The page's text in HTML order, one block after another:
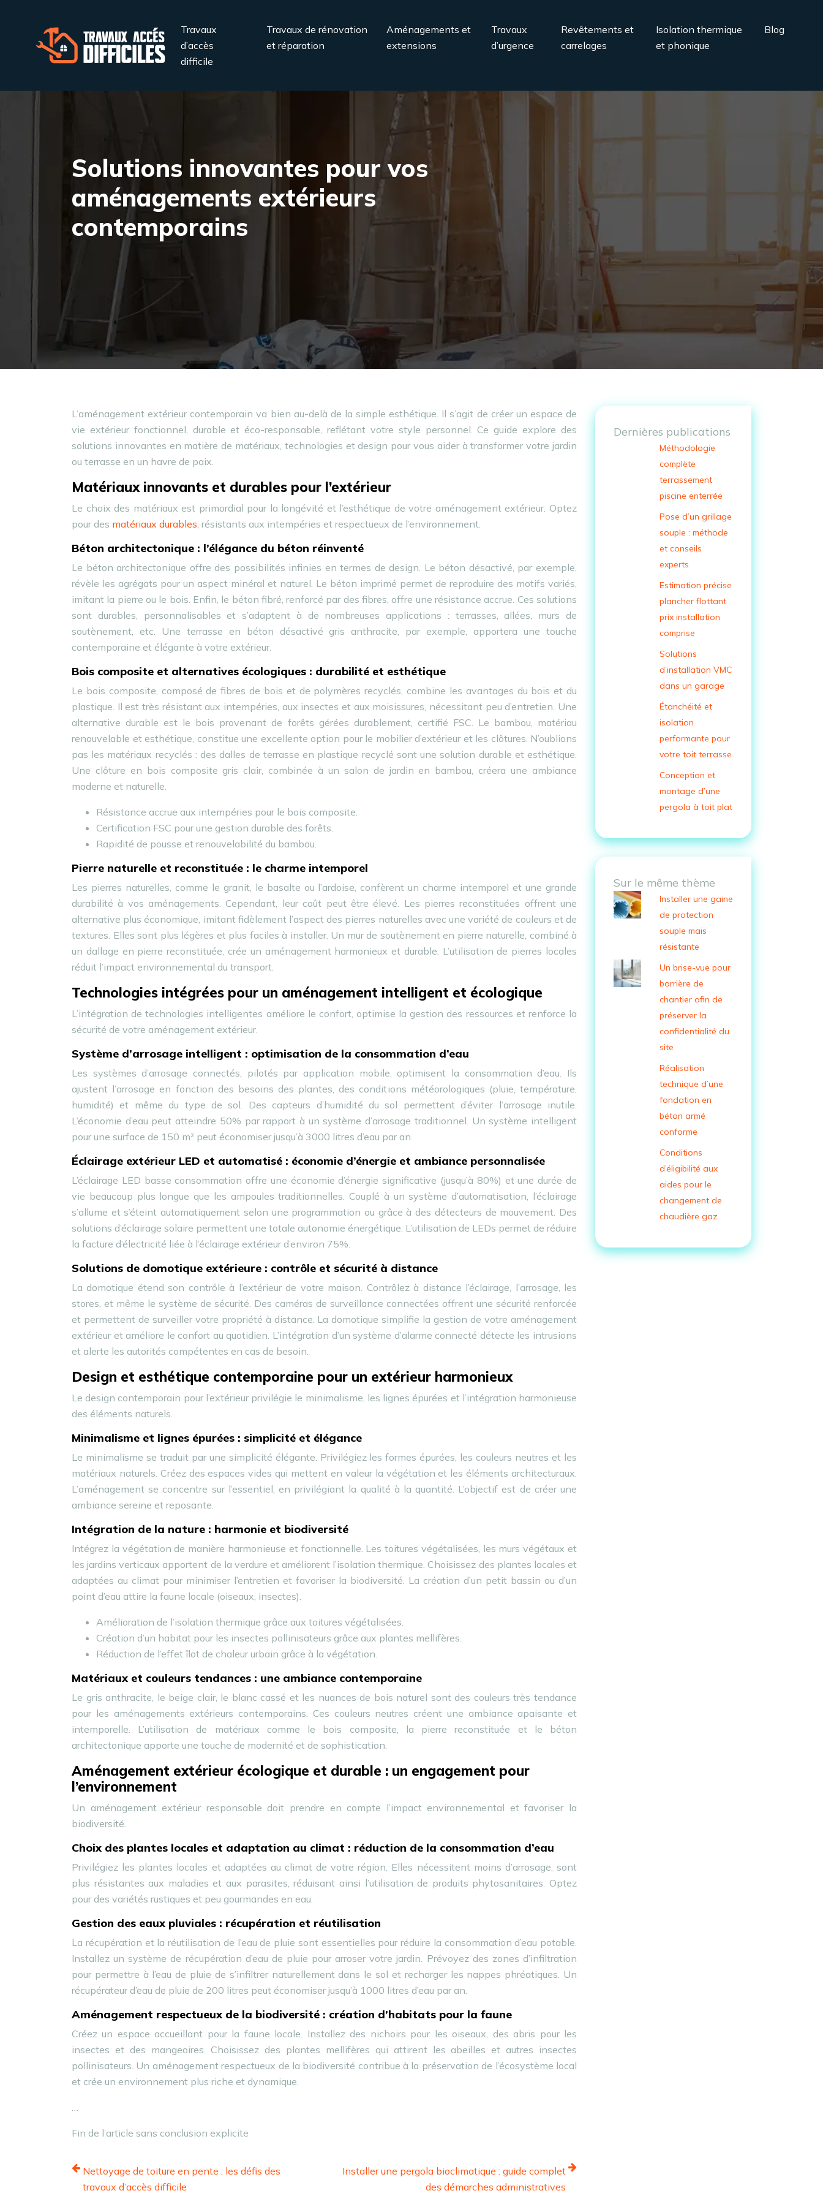
Travaux
d’accès
difficile
Travaux de rénovation
et réparation
Aménagements et
extensions
Travaux
d’urgence
Revêtements et
carrelages
Isolation thermique
et phonique
Blog
Solutions innovantes pour vos
aménagements extérieurs
contemporains
L’aménagement extérieur contemporain va bien au-delà de la simple esthétique. Il s’agit de créer un espace de
vie extérieur fonctionnel, durable et éco-responsable, reflétant votre style personnel. Ce guide explore des
solutions innovantes en matière de matériaux, technologies et design pour vous aider à transformer votre jardin
ou terrasse en un havre de paix.
Matériaux innovants et durables pour l’extérieur
Le choix des matériaux est primordial pour la longévité et l’esthétique de votre aménagement extérieur. Optez
pour des matériaux durables, résistants aux intempéries et respectueux de l’environnement.
Béton architectonique : l’élégance du béton réinventé
Le béton architectonique offre des possibilités infinies en termes de design. Le béton désactivé, par exemple,
révèle les agrégats pour un aspect minéral et naturel. Le béton imprimé permet de reproduire des motifs variés,
imitant la pierre ou le bois. Enfin, le béton fibré, renforcé par des fibres, offre une résistance accrue. Ces solutions
sont durables, personnalisables et s’adaptent à de nombreuses applications : terrasses, allées, murs de
soutènement, etc. Une terrasse en béton désactivé gris anthracite, par exemple, apportera une touche
contemporaine et élégante à votre extérieur.
Bois composite et alternatives écologiques : durabilité et esthétique
Le bois composite, composé de fibres de bois et de polymères recyclés, combine les avantages du bois et du
plastique. Il est très résistant aux intempéries, aux insectes et aux moisissures, nécessitant peu d’entretien. Une
alternative durable est le bois provenant de forêts gérées durablement, certifié FSC. Le bambou, matériau
renouvelable et esthétique, constitue une excellente option pour le mobilier d’extérieur et les clôtures. N’oublions
pas les matériaux recyclés : des dalles de terrasse en plastique recyclé sont une solution durable et esthétique.
Une clôture en bois composite gris clair, combinée à un salon de jardin en bambou, créera une ambiance
moderne et naturelle.
Résistance accrue aux intempéries pour le bois composite.
Certification FSC pour une gestion durable des forêts.
Rapidité de pousse et renouvelabilité du bambou.
Pierre naturelle et reconstituée : le charme intemporel
Les pierres naturelles, comme le granit, le basalte ou l’ardoise, confèrent un charme intemporel et une grande
durabilité à vos aménagements. Cependant, leur coût peut être élevé. Les pierres reconstituées offrent une
alternative plus économique, imitant fidèlement l’aspect des pierres naturelles avec une variété de couleurs et de
textures. Elles sont plus légères et plus faciles à installer. Un mur de soutènement en pierre naturelle, combiné à
un dallage en pierre reconstituée, crée un aménagement harmonieux et durable. L’utilisation de pierres locales
réduit l’impact environnemental du transport.
Technologies intégrées pour un aménagement intelligent et écologique
L’intégration de technologies intelligentes améliore le confort, optimise la gestion des ressources et renforce la
sécurité de votre aménagement extérieur.
Système d’arrosage intelligent : optimisation de la consommation d’eau
Les systèmes d’arrosage connectés, pilotés par application mobile, optimisent la consommation d’eau. Ils
ajustent l’arrosage en fonction des besoins des plantes, des conditions météorologiques (pluie, température,
humidité) et même du type de sol. Des capteurs d’humidité du sol permettent d’éviter l’arrosage inutile.
L’économie d’eau peut atteindre 50% par rapport à un système d’arrosage traditionnel. Un système intelligent
pour une surface de 150 m² peut économiser jusqu’à 3000 litres d’eau par an.
Éclairage extérieur LED et automatisé : économie d’énergie et ambiance personnalisée
L’éclairage LED basse consommation offre une économie d’énergie significative (jusqu’à 80%) et une durée de
vie beaucoup plus longue que les ampoules traditionnelles. Couplé à un système d’automatisation, l’éclairage
s’allume et s’éteint automatiquement selon une programmation ou grâce à des détecteurs de mouvement. Des
solutions d’éclairage solaire permettent une totale autonomie énergétique. L’utilisation de LEDs permet de réduire
la facture d’électricité liée à l’éclairage extérieur d’environ 75%.
Solutions de domotique extérieure : contrôle et sécurité à distance
La domotique étend son contrôle à l’extérieur de votre maison. Contrôlez à distance l’éclairage, l’arrosage, les
stores, et même le système de sécurité. Des caméras de surveillance connectées offrent une sécurité renforcée
et permettent de surveiller votre propriété à distance. La domotique simplifie la gestion de votre aménagement
extérieur et améliore le confort au quotidien. L’intégration d’un système d’alarme connecté détecte les intrusions
et alerte les autorités compétentes en cas de besoin.
Design et esthétique contemporaine pour un extérieur harmonieux
Le design contemporain pour l’extérieur privilégie le minimalisme, les lignes épurées et l’intégration harmonieuse
des éléments naturels.
Minimalisme et lignes épurées : simplicité et élégance
Le minimalisme se traduit par une simplicité élégante. Privilégiez les formes épurées, les couleurs neutres et les
matériaux naturels. Créez des espaces vides qui mettent en valeur la végétation et les éléments architecturaux.
L’aménagement se concentre sur l’essentiel, en privilégiant la qualité à la quantité. L’objectif est de créer une
ambiance sereine et reposante.
Intégration de la nature : harmonie et biodiversité
Intégrez la végétation de manière harmonieuse et fonctionnelle. Les toitures végétalisées, les murs végétaux et
les jardins verticaux apportent de la verdure et améliorent l’isolation thermique. Choisissez des plantes locales et
adaptées au climat pour minimiser l’entretien et favoriser la biodiversité. La création d’un petit bassin ou d’un
point d’eau attire la faune locale (oiseaux, insectes).
Amélioration de l’isolation thermique grâce aux toitures végétalisées.
Création d’un habitat pour les insectes pollinisateurs grâce aux plantes mellifères.
Réduction de l’effet îlot de chaleur urbain grâce à la végétation.
Matériaux et couleurs tendances : une ambiance contemporaine
Le gris anthracite, le beige clair, le blanc cassé et les nuances de bois naturel sont des couleurs très tendance
pour les aménagements extérieurs contemporains. Ces couleurs neutres créent une ambiance apaisante et
intemporelle. L’utilisation de matériaux comme le bois composite, la pierre reconstituée et le béton
architectonique apporte une touche de modernité et de sophistication.
Aménagement extérieur écologique et durable : un engagement pour
l’environnement
Un aménagement extérieur responsable doit prendre en compte l’impact environnemental et favoriser la
biodiversité.
Choix des plantes locales et adaptation au climat : réduction de la consommation d’eau
Privilégiez les plantes locales et adaptées au climat de votre région. Elles nécessitent moins d’arrosage, sont
plus résistantes aux maladies et aux parasites, réduisant ainsi l’utilisation de produits phytosanitaires. Optez
pour des variétés rustiques et peu gourmandes en eau.
Gestion des eaux pluviales : récupération et réutilisation
La récupération et la réutilisation de l’eau de pluie sont essentielles pour réduire la consommation d’eau potable.
Installez un système de récupération d’eau de pluie pour arroser votre jardin. Prévoyez des zones d’infiltration
pour permettre à l’eau de pluie de s’infiltrer naturellement dans le sol et recharger les nappes phréatiques. Un
récupérateur d’eau de pluie de 200 litres peut économiser jusqu’à 1000 litres d’eau par an.
Aménagement respectueux de la biodiversité : création d’habitats pour la faune
Créez un espace accueillant pour la faune locale. Installez des nichoirs pour les oiseaux, des abris pour les
insectes et des mangeoires. Choisissez des plantes mellifères qui attirent les abeilles et autres insectes
pollinisateurs. Un aménagement respectueux de la biodiversité contribue à la préservation de l’écosystème local
et crée un environnement plus riche et dynamique.
…
Fin de l’article sans conclusion explicite
Nettoyage de toiture en pente : les défis des
travaux d’accès difficile
Installer une pergola bioclimatique : guide complet
des démarches administratives
Dernières publications
Méthodologie
complète
terrassement
piscine enterrée
Pose d’un grillage
souple : méthode
et conseils
experts
Estimation précise
plancher flottant
prix installation
comprise
Solutions
d’installation VMC
dans un garage
Étanchéité et
isolation
performante pour
votre toit terrasse
Conception et
montage d’une
pergola à toit plat
Sur le même thème
Installer une gaine
de protection
souple mais
résistante
Un brise-vue pour
barrière de
chantier afin de
préserver la
confidentialité du
site
Réalisation
technique d’une
fondation en
béton armé
conforme
Conditions
d’éligibilité aux
aides pour le
changement de
chaudière gaz